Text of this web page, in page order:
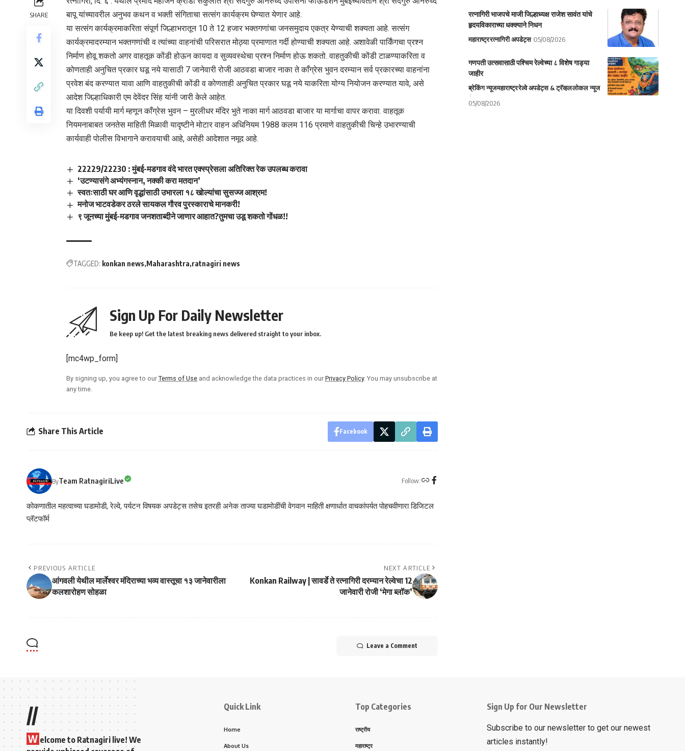
SHARE
बापू यांच्यावरील अनुभव कथन व भक्ती संगिताचा सत्संग कार्यक्रम घेण्यात येणार आहे.
या सत्संग कार्यक्रमाकरिता संपूर्ण जिल्हाभरातून 10 ते 12 हजार भक्तगणांचा जनसमुदाय एकत्र येण्याची शक्यता आहे. सत्संग
कार्यक्रमादरम्यान भक्तगणांची व त्यांच्या वाहनांची परिसरात मोठ्या प्रमाणात गर्दी होण्याची शक्यता आहे. अशावेळी पार्किंगचा प्रश्न
निर्माण होवू शकतो अगर वाहतूक कोंडी होऊन कायदा व सुव्यवस्थेचा प्रश्न निर्माण होऊ शकतो. वाहतुकीची कोंडी टाळण्याकरिता व
कोणताही अनुचित प्रकार घडू नये यासाठी 7 जानेवारी रोजी आठवडा बाजार नाका ते काँग्रेस भुवन दरम्यान सर्व प्रकारच्या वाहनांना
प्रवेश बंद करण्यात यावा आणि वाहतुकीची कोंडी व कोणताही अनुचित प्रकार घडू नये याकरिता योग्य नियोजन करण्यात यावे, असे
आदेश जिल्हाधिकारी एम देवेंदर सिंह यांनी जारी केले आहेत.
या दिवशी पर्यायी मार्ग म्हणून काँग्रेस भुवन – मुरलीधर मंदिर भुते नाका मार्ग आठवडा बाजार या मार्गाचा वापर करावा. वाहतूक
नियमनाबाबत जनतेस माहिती मिळावी यादृष्टीने मोटार वाहन अधिनियम 1988 कलम 116 प्रमाणे वाहतुकीची चिन्हे उभारण्याची
कार्यवाही पोलीस विभागाने करावयाची आहे, असेही आदेशात नमूद आहे.
22229/22230 : मुंबई-मडगाव वंदे भारत एक्स्प्रेसला अतिरिक्त रेक उपलब्ध करावा
‘उटण्यासंगे अभ्यंगस्नान, नक्की करा मतदान’
स्वतःसाठी घर आणि वृद्धांसाठी उभारला १८ खोल्यांचा सुसज्ज आश्रम!
मनोज भाटवडेकर ठरले सायकल गौरव पुरस्काराचे मानकरी!
९ जूनच्या मुंबई-मडगाव जनशताब्दीने जाणार आहात?तुमचा उडू शकतो गोंधळ!!
TAGGED: konkan news Maharashtra ratnagiri news
Sign Up For Daily Newsletter
Be keep up! Get the latest breaking news delivered straight to your inbox.
[mc4wp_form]
By signing up, you agree to our Terms of Use and acknowledge the data practices in our Privacy Policy. You may unsubscribe at
any time.
Share This Article Facebook
ByTeam RatnagiriLive Follow:
कोकणातील महत्वाच्या घडामोडी, रेल्वे, पर्यटन विषयक अपडेट्स तसेच इतरही अनेक ताज्या घडामोडींची वेगवान माहिती क्षणार्धात वाचकांपर्यत पोहचवीणारा डिजिटल
प्लॅटफॉर्म
PREVIOUS ARTICLE
आंगवली येथील मार्लेश्वर मंदिराच्या भव्य वास्तूचा १३ जानेवारीला
कलशारोहण सोहळा
NEXT ARTICLE
Konkan Railway | सावर्डे ते रत्नागिरी दरम्यान रेल्वेचा 12
जानेवारी रोजी ‘मेगा ब्लॉक’
Leave a Comment
रत्नागिरी भाजपचे माजी जिल्हाध्यक्ष राजेश सावंत यांचे
हृदयविकाराच्या धक्क्याने निधन
महाराष्ट्ररत्नागिरी अपडेट्स 05/08/2026
गणपती उत्सवासाठी पश्चिम रेल्वेच्या ८ विशेष गाड्या
जाहीर
ब्रेकिंग न्यूजमहाराष्ट्ररेल्वे अपडेट्स & ट्रॅव्हललोकल न्यूज
05/08/2026
//
W elcome to Ratnagiri live! We
Quick Link
Home
About Us
Top Categories
राष्ट्रीय
महाराष्ट्र
Sign Up for Our Newsletter
Subscribe to our newsletter to get our newest
articles instantly!